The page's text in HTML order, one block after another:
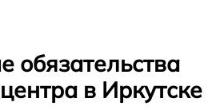
обязательства
в Иркутске